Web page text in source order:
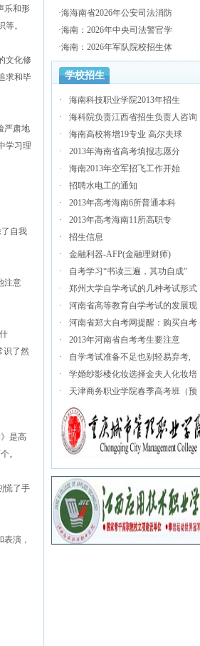
乐和形
。
文化修
求和毕
严肃地
学习理
自我
注意
识了然
是高
。
慌了手
演，
·海海南省2026年公安司法消防
·海南：2026年中央司法警官学
·海南：2026年军队院校招生体
学校招生
·
海南科技职业学院2013年招生
·
海科院负责江西省招生负责人咨询
·
海南高校将增19专业 高尔夫球
·
2013年海南省高考填报志愿分
·
海南2013年空军招飞工作开始
·
招聘水电工的通知
·
2013年高考海南6所普通本科
·
2013年高考海南11所高职专
·
招生信息
·
金融利器-AFP(金融理财师)
·
自考学习“书读三遍，其功自成”
·
郑州大学自学考试的几种考试形式
·
河南省高等教育自学考试的发展现
·
河南省郑大自考网提醒：购买自考
·
2013年河南省自考考生要注意
·
自学考试准备不足也别轻易弃考,
·
学婚纱影楼化妆选择金夫人化妆培
·
天津商务职业学院春季高考班（预